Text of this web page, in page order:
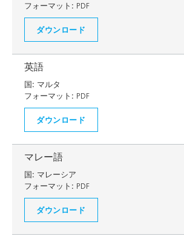
フォーマット: PDF
ダウンロード
英語
国: マルタ
フォーマット: PDF
ダウンロード
マレー語
国: マレーシア
フォーマット: PDF
ダウンロード